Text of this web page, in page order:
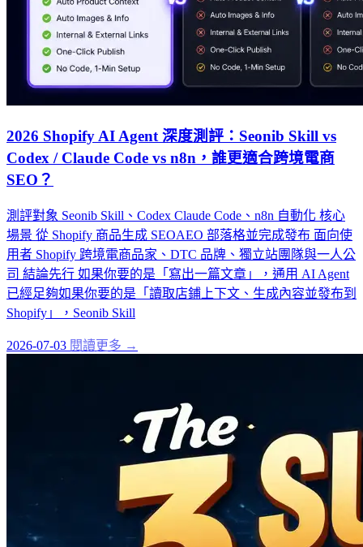
2026 Shopify AI Agent 深度測評：Seonib Skill vs
Codex / Claude Code vs n8n，誰更適合跨境電商
SEO？
測評對象 Seonib Skill、Codex Claude Code、n8n 自動化 核心
場景 從 Shopify 商品生成 SEOAEO 部落格並完成發布 面向使
用者 Shopify 跨境電商品家、DTC 品牌、獨立站團隊與一人公
司 結論先行 如果你要的是「寫出一篇文章」，通用 AI Agent
已經足夠如果你要的是「讀取店鋪上下文、生成內容並發布到
Shopify」，Seonib Skill
2026-07-03 閱讀更多 →